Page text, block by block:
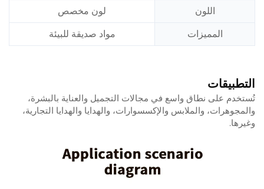
اللون لون مخصص
المميزات مواد صديقة للبيئة
التطبيقات
تُستخدم على نطاق واسع في مجالات التجميل والعناية بالبشرة،
والمجوهرات، والملابس والإكسسوارات، والهدايا والهدايا التجارية،
وغيرها.